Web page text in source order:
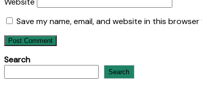
Save my name, email, and website in this
Search
Search